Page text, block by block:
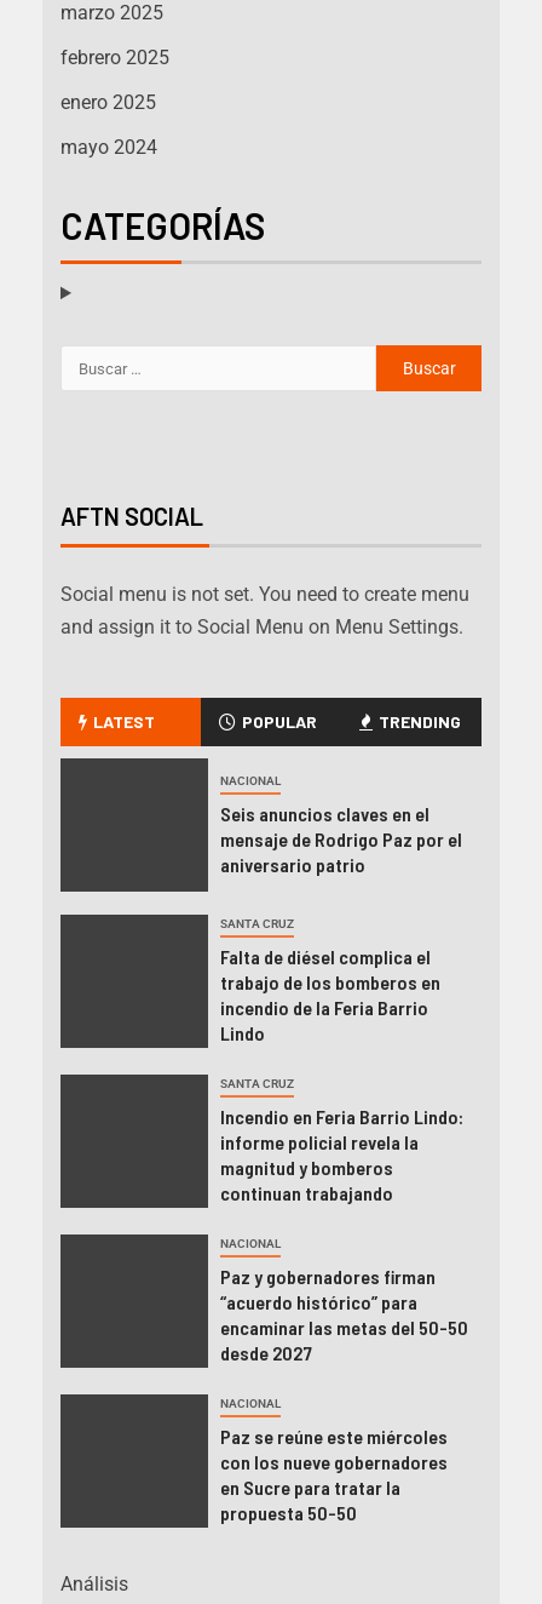
marzo 2025
febrero 2025
enero 2025
mayo 2024
CATEGORÍAS
AFTN SOCIAL
Social menu is not set. You need to create menu
and assign it to Social Menu on Menu Settings.
LATEST POPULAR TRENDING
NACIONAL
Seis anuncios claves en el
mensaje de Rodrigo Paz por el
aniversario patrio
SANTA CRUZ
Falta de diésel complica el
trabajo de los bomberos en
incendio de la Feria Barrio
Lindo
SANTA CRUZ
Incendio en Feria Barrio Lindo:
informe policial revela la
magnitud y bomberos
continuan trabajando
NACIONAL
Paz y gobernadores firman
“acuerdo histórico” para
encaminar las metas del 50-50
desde 2027
NACIONAL
Paz se reúne este miércoles
con los nueve gobernadores
en Sucre para tratar la
propuesta 50-50
Análisis